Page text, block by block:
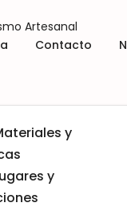
y
y
Contacto
Mesa